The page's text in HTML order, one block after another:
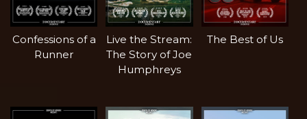
Confessions of a
Runner
Live the Stream:
The Story of Joe
Humphreys
The Best of Us